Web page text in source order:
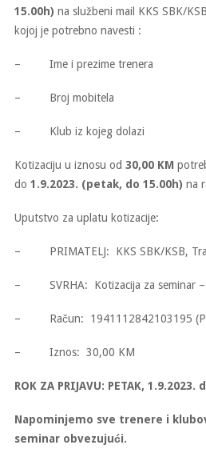
15.00h) na službeni mail KKS SBK/
kojoj je potrebno navesti :
– Ime i prezime trenera
– Broj mobitela
– Klub iz kojeg dolazi
Kotizaciju u iznosu od 30,00 KM
do 1.9.2023. (petak, do 15.00h) na
Uputstvo za uplatu kotizacije:
– PRIMATELJ: KKS SBK/KSB,
– SVRHA: Kotizacija za seminar –
– Račun: 1941112842103195
– Iznos: 30,00 KM
ROK ZA PRIJAVU: PETAK, 1.9.2023.
Napominjemo sve trenere i
seminar obvezujući.